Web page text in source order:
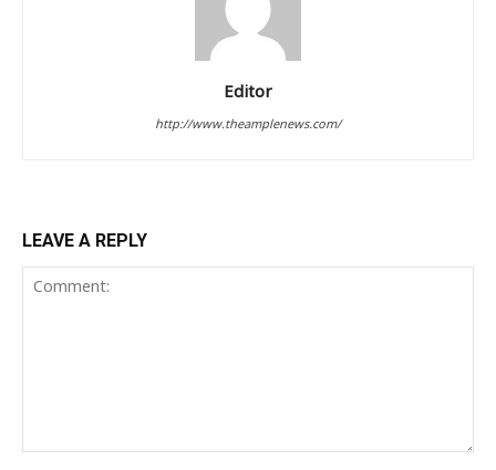
Editor
http://www.theamplenews.com/
LEAVE A REPLY